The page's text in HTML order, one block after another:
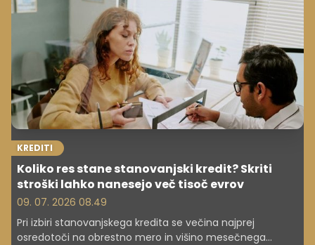
KREDITI
Koliko res stane stanovanjski kredit? Skriti
stroški lahko nanesejo več tisoč evrov
09. 07. 2026 08.49
Pri izbiri stanovanjskega kredita se večina najprej
osredotoči na obrestno mero in višino mesečnega